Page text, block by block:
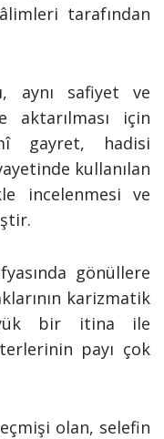
tarafından
aynı safiyet ve
aktarılması için
gayret, hadisi
kullanılan
incelenmesi ve
gönüllere
karizmatik
bir itina ile
payı çok
olan, selefin